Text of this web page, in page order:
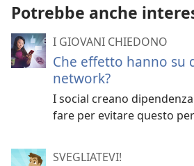
Potrebbe anche
I GIOVANI CHIEDONO
Che effetto hanno su
network?
I social creano
fare per evitare questo
SVEGLIATEVI!